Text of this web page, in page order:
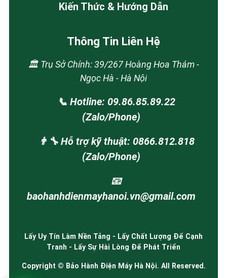
Kiến Thức & Hướng Dẫn
Thông Tin Liên Hệ
🏛️ Trụ Sở Chính: 39/267 Hoàng Hoa Thám -
Ngọc Hà - Hà Nội
📞 Hotline: 09.86.85.89.22
(Zalo/Phone)
👨‍🔧 Hỗ trợ kỹ thuật: 0866.812.818
(Zalo/Phone)
📧
baohanhdienmayhanoi.vn@gmail.com
Lấy Uy Tín Làm Nền Tảng - Lấy Chất Lượng Để Cạnh
Tranh - Lấy Sự Hài Lòng Để Phát Triển
Copyright © Bảo Hành Điện Máy Hà Nội. All Reserved.